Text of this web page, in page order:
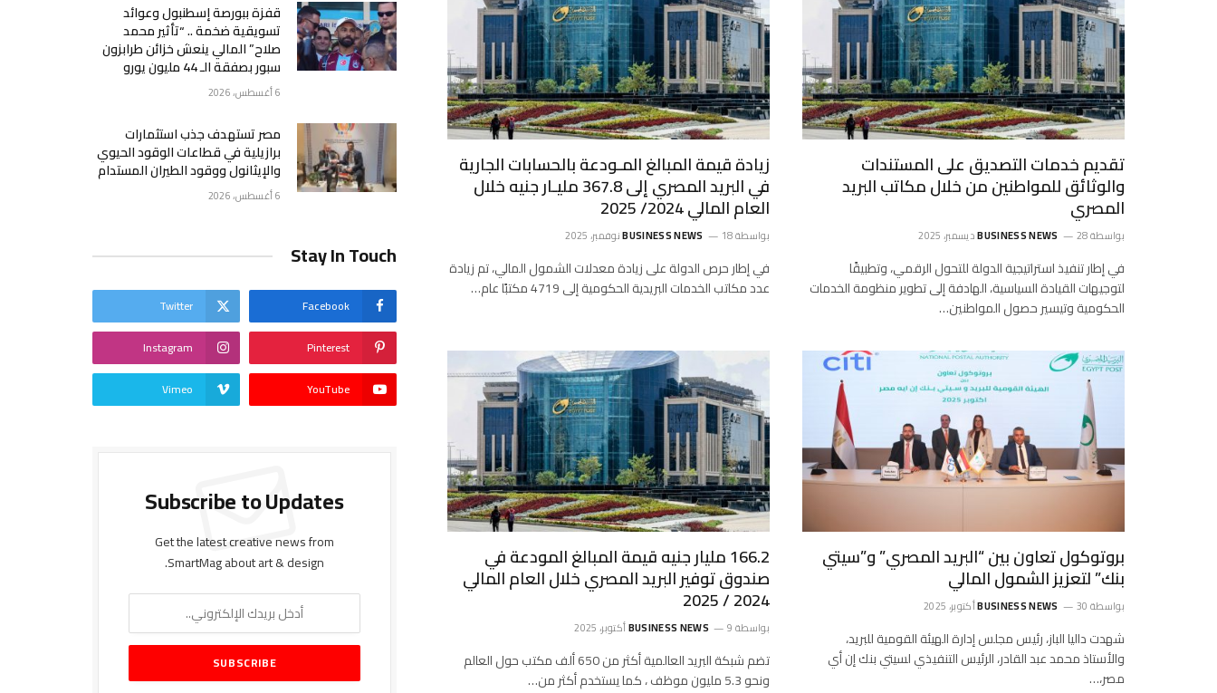
تقديم خدمات التصديق على المستندات
والوثائق للمواطنين من خلال مكاتب البريد
المصري
بواسطة BUSINESS NEWS 28 ديسمبر، 2025
في إطار تنفيذ استراتيجية الدولة للتحول الرقمي، وتطبيقًا
لتوجيهات القيادة السياسية، الهادفة إلى تطوير منظومة الخدمات
الحكومية وتيسير حصول المواطنين…
زيادة قيمة المبالغ المـودعة بالحسابات الجارية
في البريد المصري إلى 367.8 مليـار جنيه خلال
العام المالي 2024/ 2025
بواسطة BUSINESS NEWS 18 نوفمبر، 2025
في إطار حرص الدولة على زيادة معدلات الشمول المالي، تم زيادة
عدد مكاتب الخدمات البريدية الحكومية إلى 4719 مكتبًا عام…
بروتوكول تعاون بين “البريد المصري” و”سيتي
بنك” لتعزيز الشمول المالي
بواسطة BUSINESS NEWS 30 أكتوبر، 2025
شهدت داليا الباز، رئيس مجلس إدارة الهيئة القومية للبريد،
والأستاذ محمد عبد القادر، الرئيس التنفيذي لسيتي بنك إن أي
مصر،…
166.2 مليار جنيه قيمة المبالغ المودعة في
صندوق توفير البريد المصري خلال العام المالي
2024 / 2025
بواسطة BUSINESS NEWS 9 أكتوبر، 2025
تضم شبكة البريد العالمية أكثر من 650 ألف مكتب حول العالم
ونحو 5.3 مليون موظف ، كما يستخدم أكثر من…
قفزة ببورصة إسطنبول وعوائد
تسويقية ضخمة .. “تأثير محمد
صلاح” المالي ينعش خزائن طرابزون
سبور بصفقة الـ 44 مليون يورو
6 أغسطس، 2026
مصر تستهدف جذب استثمارات
برازيلية في قطاعات الوقود الحيوي
والإيثانول ووقود الطيران المستدام
6 أغسطس، 2026
Stay In Touch
Facebook
Twitter
Pinterest
Instagram
YouTube
Vimeo
Subscribe to Updates
Get the latest creative news from
SmartMag about art & design.